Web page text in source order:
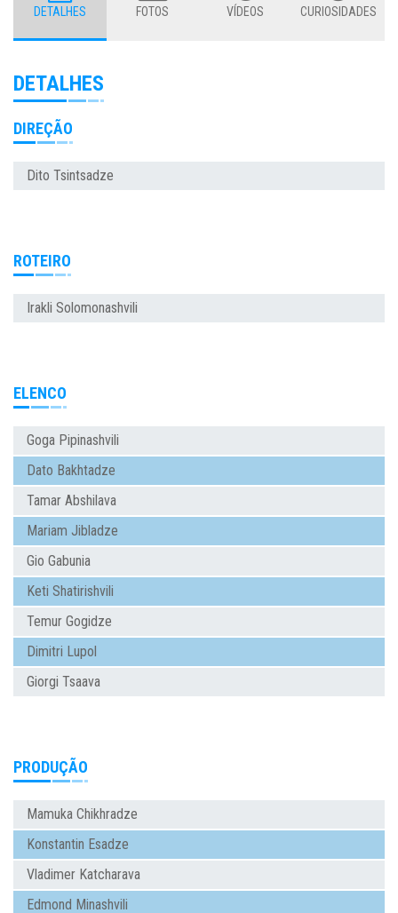
DETALHES FOTOS VÍDEOS CURIOSIDADES
DETALHES
DIREÇÃO
Dito Tsintsadze
ROTEIRO
Irakli Solomonashvili
ELENCO
Goga Pipinashvili
Dato Bakhtadze
Tamar Abshilava
Mariam Jibladze
Gio Gabunia
Keti Shatirishvili
Temur Gogidze
Dimitri Lupol
Giorgi Tsaava
PRODUÇÃO
Mamuka Chikhradze
Konstantin Esadze
Vladimer Katcharava
Edmond Minashvili